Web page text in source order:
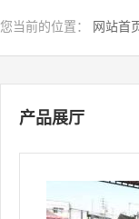
您当前的位置： 网站首
产品展厅